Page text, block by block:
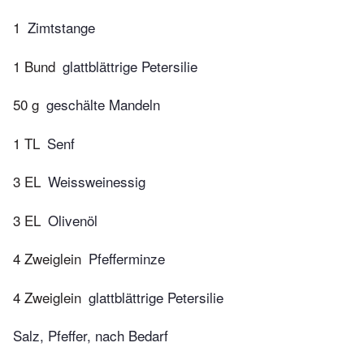
1 Zimtstange
1 Bund glattblättrige Petersilie
50 g geschälte Mandeln
1 TL Senf
3 EL Weissweinessig
3 EL Olivenöl
4 Zweiglein Pfefferminze
4 Zweiglein glattblättrige Petersilie
Salz, Pfeffer, nach Bedarf